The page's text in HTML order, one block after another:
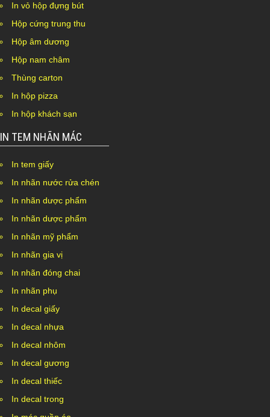
In vỏ hộp đựng bút
Hộp cứng trung thu
Hộp âm dương
Hộp nam châm
Thùng carton
In hộp pizza
In hộp khách sạn
IN TEM NHÃN MÁC
In tem giấy
In nhãn nước rửa chén
In nhãn dược phẩm
In nhãn dược phẩm
In nhãn mỹ phẩm
In nhãn gia vị
In nhãn đóng chai
In nhãn phụ
In decal giấy
In decal nhựa
In decal nhôm
In decal gương
In decal thiếc
In decal trong